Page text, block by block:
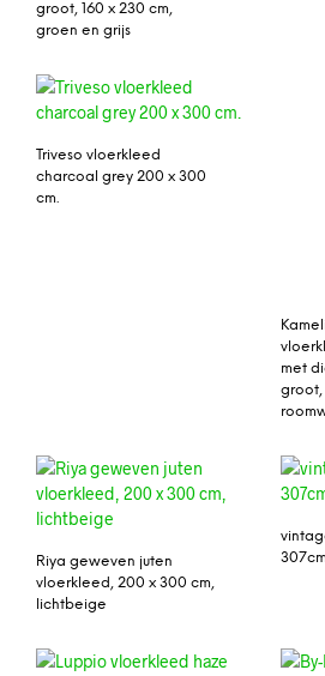
groot, 160 x 230 cm,
groen en grijs
Triveso vloerkleed
charcoal grey 200 x 300
cm.
met
groot,
Riya geweven juten
vloerkleed, 200 x 300 cm,
lichtbeige